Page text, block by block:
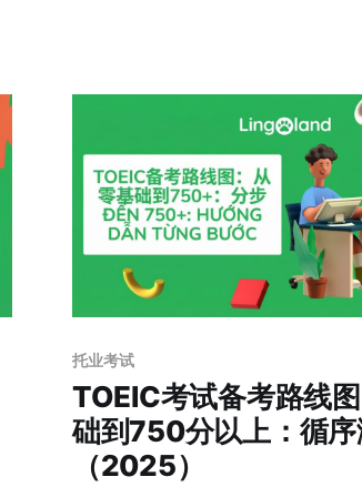
托业考试
TOEIC考试备考路线
础到750分以上：循
（2025）